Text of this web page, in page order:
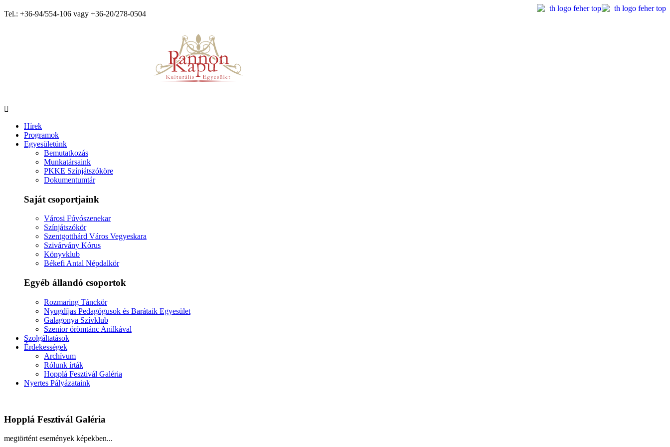
Tel.: +36-94/554-106 vagy +36-20/278-0504
Hírek
Programok
Egyesületünk
Bemutatkozás
Munkatársaink
PKKE Színjátszóköre
Dokumentumtár
Saját csoportjaink
Városi Fúvószenekar
Színjátszókör
Szentgotthárd Város Vegyeskara
Szivárvány Kórus
Könyvklub
Békefi Antal Népdalkör
Egyéb állandó csoportok
Rozmaring Tánckör
Nyugdíjas Pedagógusok és Barátaik Egyesület
Galagonya Szívklub
Szenior örömtánc Anilkával
Szolgáltatások
Érdekességek
Archívum
Rólunk írták
Hopplá Fesztivál Galéria
Nyertes Pályázataink
Hopplá Fesztivál Galéria
megtörtént események képekben...